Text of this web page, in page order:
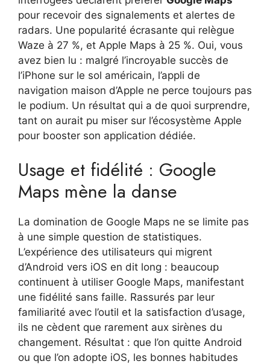
pour recevoir des signalements et alertes de
radars. Une popularité écrasante qui relègue
Waze à 27 %, et Apple Maps à 25 %. Oui, vous
avez bien lu : malgré l’incroyable succès de
l’iPhone sur le sol américain, l’appli de
navigation maison d’Apple ne perce toujours pas
le podium. Un résultat qui a de quoi surprendre,
tant on aurait pu miser sur l’écosystème Apple
pour booster son application dédiée.
Usage et fidélité : Google
Maps mène la danse
La domination de Google Maps ne se limite pas
à une simple question de statistiques.
L’expérience des utilisateurs qui migrent
d’Android vers iOS en dit long : beaucoup
continuent à utiliser Google Maps, manifestant
une fidélité sans faille. Rassurés par leur
familiarité avec l’outil et la satisfaction d’usage,
ils ne cèdent que rarement aux sirènes du
changement. Résultat : que l’on quitte Android
ou que l’on adopte iOS, les bonnes habitudes